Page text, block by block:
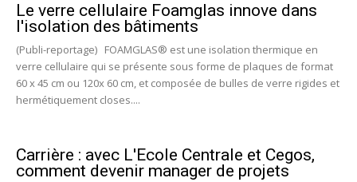
Le verre cellulaire Foamglas innove dans
l'isolation des bâtiments
(Publi-reportage) FOAMGLAS® est une isolation thermique en
verre cellulaire qui se présente sous forme de plaques de format
60 x 45 cm ou 120x 60 cm, et composée de bulles de verre rigides et
hermétiquement closes....
Carrière : avec L'Ecole Centrale et Cegos,
comment devenir manager de projets